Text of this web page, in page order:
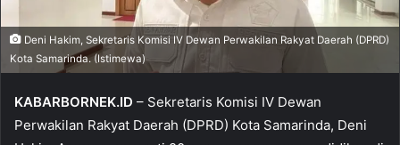
Deni Hakim, Sekretaris Komisi IV Dewan Perwakilan Rakyat Daerah (DPRD)
Kota Samarinda. (Istimewa)
KABARBORNEK.ID – Sekretaris Komisi IV Dewan
Perwakilan Rakyat Daerah (DPRD) Kota Samarinda, Deni